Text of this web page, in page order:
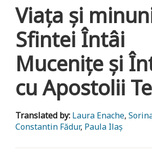
Viața și
Sfintei Întâi
Mucenițe și
cu Apostolii
Translated by: Laura Enache,
Constantin Fădur, Paula Ilaș